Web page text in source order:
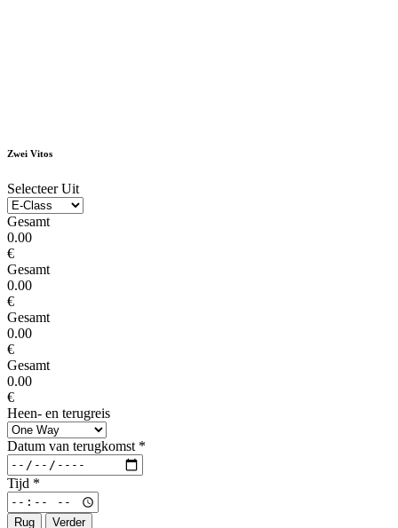
Zwei Vitos
Selecteer Uit
Gesamt
0.00
€
Gesamt
0.00
€
Gesamt
0.00
€
Gesamt
0.00
€
Heen- en terugreis
Datum van terugkomst *
Tijd *
Rug Verder